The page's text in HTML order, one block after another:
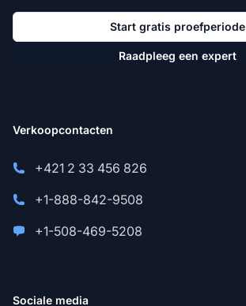
Start gratis proefperiode
Raadpleeg een expert
Verkoopcontacten
+421 2 33 456 826
+1-888-842-9508
+1-508-469-5208
Sociale media